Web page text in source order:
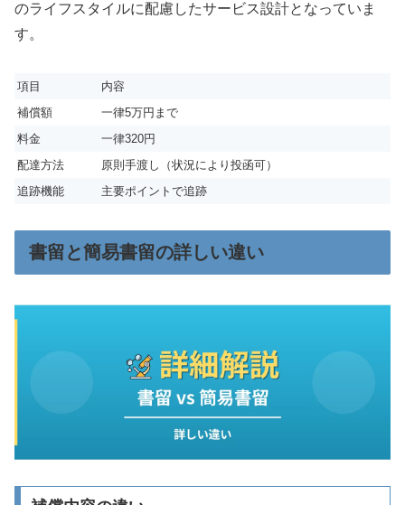
のライフスタイルに配慮したサービス設計となっていま
す。
項目
内容
補償額
一律5万円まで
料金
一律320円
配達方法
原則手渡し（状況により投函可）
追跡機能
主要ポイントで追跡
書留と簡易書留の詳しい違い